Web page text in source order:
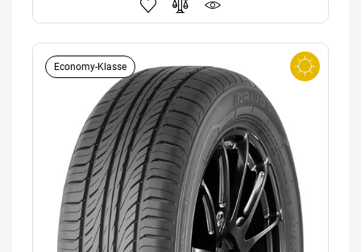
Economy-Klasse